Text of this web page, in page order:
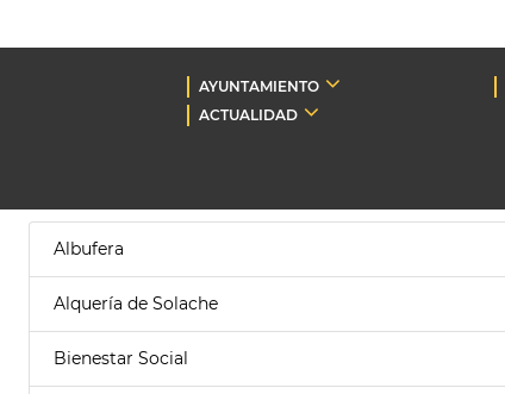
AYUNTAMIENTO
ACTUALIDAD
Albufera
Alquería de Solache
Bienestar Social